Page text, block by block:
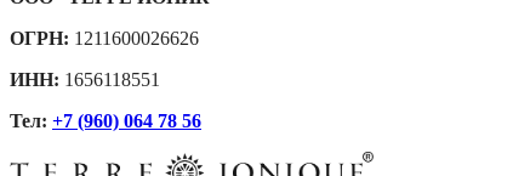
ОГРН: 1211600026626
ИНН: 1656118551
Тел: +7 (960) 064 78 56